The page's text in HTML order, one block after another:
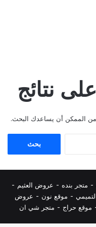
نتائج
من الممكن أن يساعدك البحث.
- متجر بنده - عروض العثيم -
- موقع نون - عروض
موقع حراج - متجر شي ان